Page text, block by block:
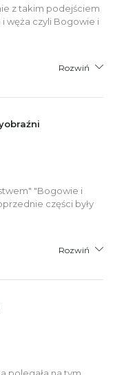
z takim podejściem
i węża czyli Bogowie i
Rozwiń
"Bogowie i
części były
Rozwiń